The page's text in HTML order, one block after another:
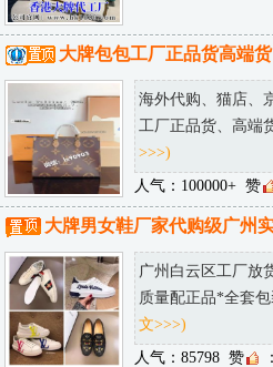
大牌包包工厂正品货高端货 一
海外代购、猫店、
工厂正品货、高端
>>>)
人气：100000+ 赞
大牌男女鞋厂家代购级广州
广州白云区工厂放
质量配正品*全套包
文>>>)
人气：85798 赞